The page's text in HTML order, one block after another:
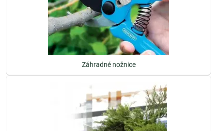
Záhradné nožnice